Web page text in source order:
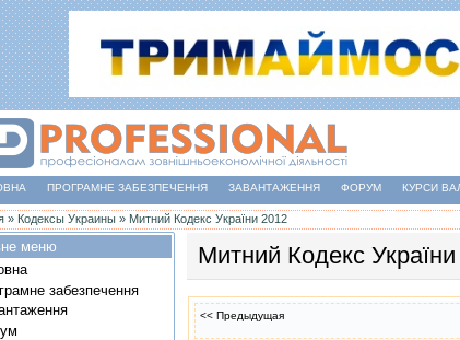
ПРОГРАМНЕ ЗАБЕЗПЕЧЕННЯ ЗАВАНТАЖЕННЯ ФОРУМ КУРСИ
» Кодексы Украины » Митний Кодекс України 2012
Митний Кодекс
<< Предыдущая
меню
забезпечення